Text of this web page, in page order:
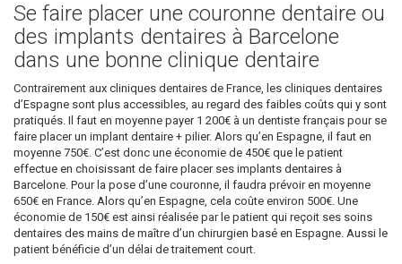
Se faire placer une couronne dentaire ou
des implants dentaires à Barcelone
dans une bonne clinique dentaire
Contrairement aux cliniques dentaires de France, les cliniques dentaires
d’Espagne sont plus accessibles, au regard des faibles coûts qui y sont
pratiqués. Il faut en moyenne payer 1 200€ à un dentiste français pour se
faire placer un implant dentaire + pilier. Alors qu’en Espagne, il faut en
moyenne 750€. C’est donc une économie de 450€ que le patient
effectue en choisissant de faire placer ses implants dentaires à
Barcelone. Pour la pose d’une couronne, il faudra prévoir en moyenne
650€ en France. Alors qu’en Espagne, cela coûte environ 500€. Une
économie de 150€ est ainsi réalisée par le patient qui reçoit ses soins
dentaires des mains de maître d’un chirurgien basé en Espagne. Aussi le
patient bénéficie d’un délai de traitement court.